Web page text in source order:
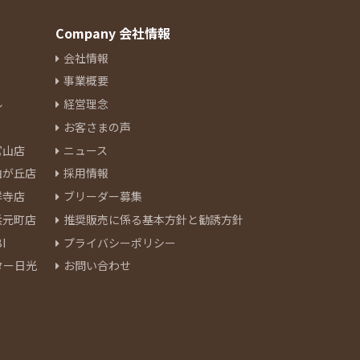
店
丘店
店
町店
日光
Company 会社情報
会社情報
事業概要
経営理念
お客さまの声
ニュース
採用情報
ブリーダー募集
推奨販売に係る基本方針と勧誘方針
プライバシーポリシー
お問い合わせ